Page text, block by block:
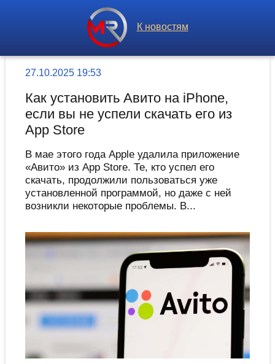
К новостям
27.10.2025 19:53
Как установить Авито на iPhone,
если вы не успели скачать его из
App Store
В мае этого года Apple удалила приложение
«Авито» из App Store. Те, кто успел его
скачать, продолжили пользоваться уже
установленной программой, но даже с ней
возникли некоторые проблемы. В...